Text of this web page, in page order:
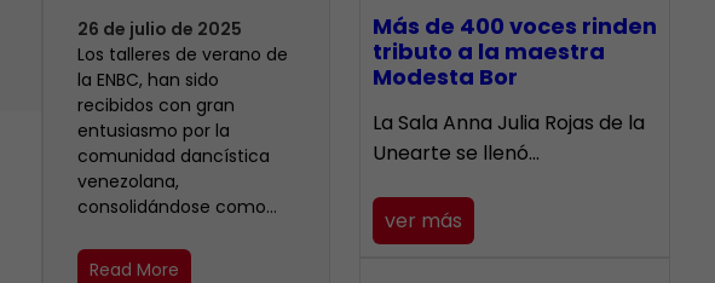
26 de julio de 2025
Los talleres de verano de
la ENBC, han sido
recibidos con gran
entusiasmo por la
comunidad dancística
venezolana,
consolidándose como…
Read More
Más de 400 voces rinden
tributo a la maestra
Modesta Bor
​La Sala Anna Julia Rojas de la
Unearte se llenó…
ver más